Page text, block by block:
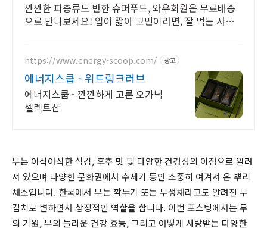
깐깐한 파충류도 반한 슈퍼푸드, 와우회원은 무료배송
으로 만나보세요! 입이 짧아 고민이라면, 잘 먹는 사료
https://www.energy-scoop.com/ 광고
에너지스쿱 - 위드링크러브
에너지스쿱 - 깐깐하게 고른 오가닉
셀렉트샵
무는 아삭아삭한 식감, 후추 맛 및 다양한 건강상의 이점으로 알려
져 있으며 다양한 문화권에서 수세기 동안 소중히 여겨져 온 뿌리
채소입니다. 한국에서 무는 깍두기 또는 무생채라고도 알려진 무
김치로 변하면서 상징적인 역할을 합니다. 이번 포스팅에서는 무
의 기원, 무의 놀라운 건강 효능, 그리고 어떻게 사랑받는 다양한